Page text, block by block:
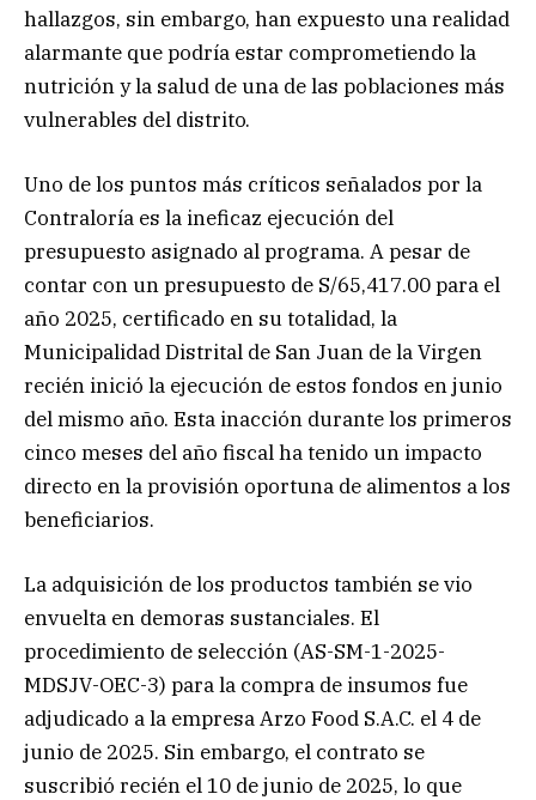
hallazgos, sin embargo, han expuesto una realidad
alarmante que podría estar comprometiendo la
nutrición y la salud de una de las poblaciones más
vulnerables del distrito.
Uno de los puntos más críticos señalados por la
Contraloría es la ineficaz ejecución del
presupuesto asignado al programa. A pesar de
contar con un presupuesto de S/65,417.00 para el
año 2025, certificado en su totalidad, la
Municipalidad Distrital de San Juan de la Virgen
recién inició la ejecución de estos fondos en junio
del mismo año. Esta inacción durante los primeros
cinco meses del año fiscal ha tenido un impacto
directo en la provisión oportuna de alimentos a los
beneficiarios.
La adquisición de los productos también se vio
envuelta en demoras sustanciales. El
procedimiento de selección (AS-SM-1-2025-
MDSJV-OEC-3) para la compra de insumos fue
adjudicado a la empresa Arzo Food S.A.C. el 4 de
junio de 2025. Sin embargo, el contrato se
suscribió recién el 10 de junio de 2025, lo que